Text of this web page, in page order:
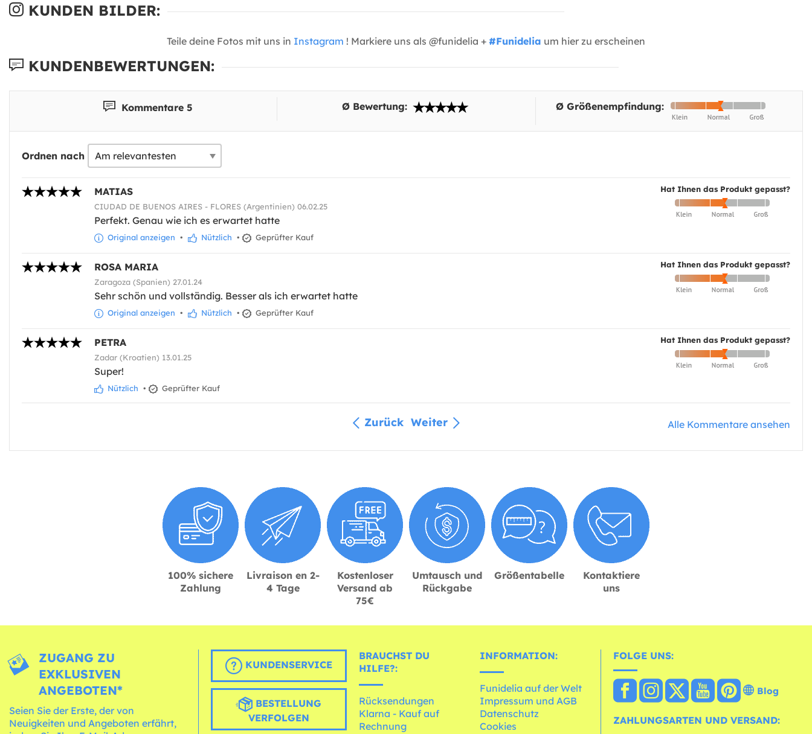
KUNDEN BILDER:
Teile deine Fotos mit uns in Instagram ! Markiere uns als @funidelia + #Funidelia um hier zu erscheinen
KUNDENBEWERTUNGEN:
Kommentare 5 Ø Bewertung: Ø Größenempfindung:
Ordnen nach
Hat Ihnen das Produkt gepasst?
MATIAS
CIUDAD DE BUENOS AIRES - FLORES (Argentinien) 06.02.25
Perfekt. Genau wie ich es erwartet hatte
Original anzeigen • Nützlich • Geprüfter Kauf
Hat Ihnen das Produkt gepasst?
ROSA MARIA
Zaragoza (Spanien) 27.01.24
Sehr schön und vollständig. Besser als ich erwartet hatte
Original anzeigen • Nützlich • Geprüfter Kauf
Hat Ihnen das Produkt gepasst?
PETRA
Zadar (Kroatien) 13.01.25
Super!
Nützlich • Geprüfter Kauf
Zurück Weiter Alle Kommentare ansehen
100% sichere
Zahlung
Livraison en 2-
4 Tage
Kostenloser
Versand ab
75€
Umtausch und
Rückgabe
Größentabelle
Kontaktiere
uns
ZUGANG ZU
EXKLUSIVEN
ANGEBOTEN*
Seien Sie der Erste, der von
Neuigkeiten und Angeboten erfährt,
KUNDENSERVICE
BESTELLUNG
VERFOLGEN
BRAUCHST DU
HILFE?:
Rücksendungen
Klarna - Kauf auf
Rechnung
INFORMATION:
Funidelia auf der Welt
Impressum und AGB
Datenschutz
Cookies
FOLGE UNS:
Blog
ZAHLUNGSARTEN UND VERSAND: